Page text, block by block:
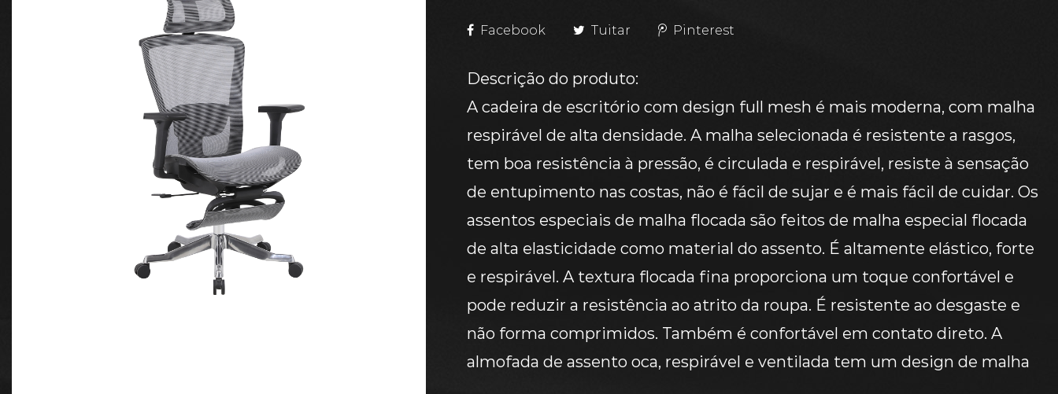
Facebook Tuitar Pinterest
Descrição do produto:
A cadeira de escritório com design full mesh é mais moderna, com malha
respirável de alta densidade. A malha selecionada é resistente a rasgos,
tem boa resistência à pressão, é circulada e respirável, resiste à sensação
de entupimento nas costas, não é fácil de sujar e é mais fácil de cuidar. Os
assentos especiais de malha flocada são feitos de malha especial flocada
de alta elasticidade como material do assento. É altamente elástico, forte
e respirável. A textura flocada fina proporciona um toque confortável e
pode reduzir a resistência ao atrito da roupa. É resistente ao desgaste e
não forma comprimidos. Também é confortável em contato direto. A
almofada de assento oca, respirável e ventilada tem um design de malha